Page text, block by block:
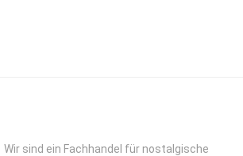
Wir sind ein Fachhandel für nostalgische